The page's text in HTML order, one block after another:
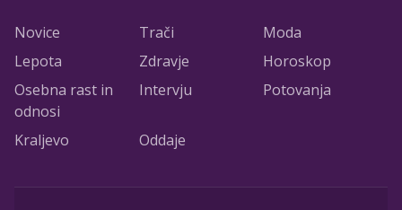
Novice Trači
Moda
Lepota
Zdravje
Horoskop
Osebna rast in
odnosi
Intervju Potovanja
Kraljevo Oddaje